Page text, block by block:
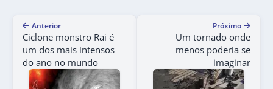
Anterior
Ciclone monstro Rai é
um dos mais intensos
do ano no mundo
Próximo
Um tornado onde
menos poderia se
imaginar